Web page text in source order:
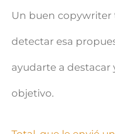
Un buen copywriter
detectar esa
ayudarte a destacar
objetivo.